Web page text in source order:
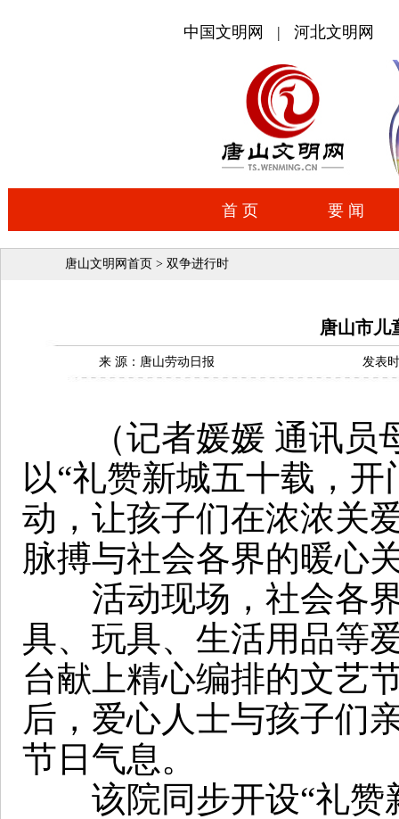
唐山文明网首页 > 双争进行时
唐山市儿
来 源：唐山劳动日报 发表
（记者媛媛 通讯员母
以“礼赞新城五十载，开
动，让孩子们在浓浓关
脉搏与社会各界的暖心
活动现场，社会各界
具、玩具、生活用品等
台献上精心编排的文艺
后，爱心人士与孩子们
节日气息。
该院同步开设“礼赞